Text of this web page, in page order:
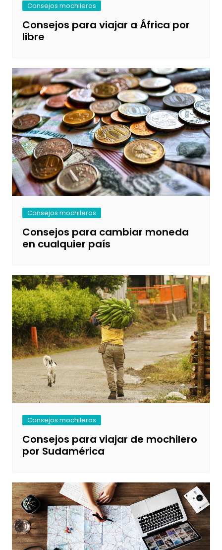
Consejos mochileros
Consejos para viajar a África por
libre
Consejos mochileros
Consejos para cambiar moneda
en cualquier país
Consejos mochileros
Consejos para viajar de mochilero
por Sudamérica